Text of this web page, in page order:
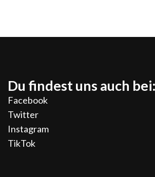
Du findest uns auch bei:
Facebook
Twitter
Instagram
TikTok